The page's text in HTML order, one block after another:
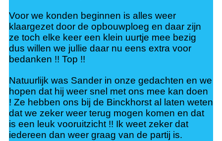
Voor we konden beginnen is alles weer
klaargezet door de opbouwploeg en daar zijn
ze toch elke keer een klein uurtje mee bezig
dus willen we jullie daar nu eens extra voor
bedanken !! Top !!
Natuurlijk was Sander in onze gedachten en we
hopen dat hij weer snel met ons mee kan doen
! Ze hebben ons bij de Binckhorst al laten weten
dat we zeker weer terug mogen komen en dat
is een leuk vooruitzicht !! Ik weet zeker dat
iedereen dan weer graag van de partij is.